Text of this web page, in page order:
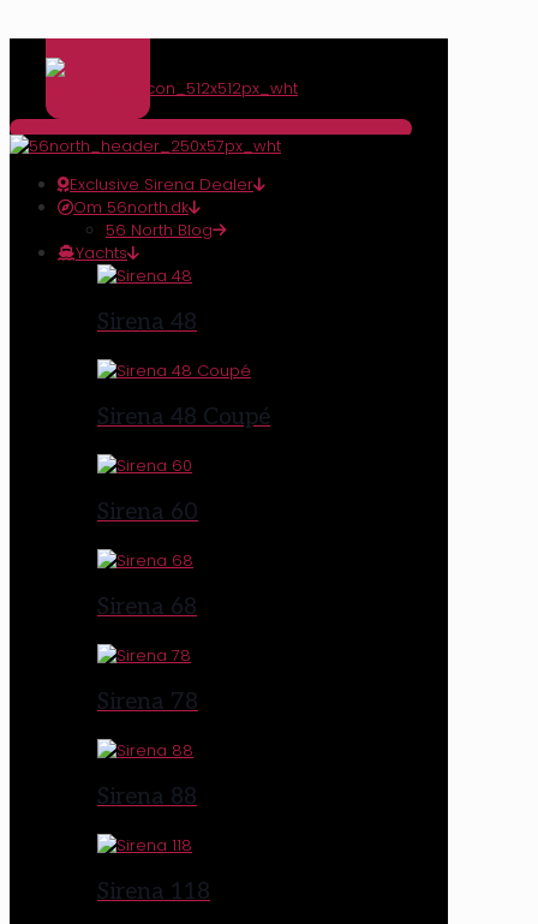
Exclusive Sirena Dealer
Om 56north.dk
56 North Blog
Yachts
Sirena 48
Sirena 48 Coupé
Sirena 60
Sirena 68
Sirena 78
Sirena 88
Sirena 118